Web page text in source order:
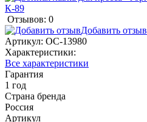
Отзывов: 0
Добавить отзыв
Артикул: ОС-13980
Характеристики:
Все характеристики
Гарантия
1 год
Страна бренда
Россия
Артикул